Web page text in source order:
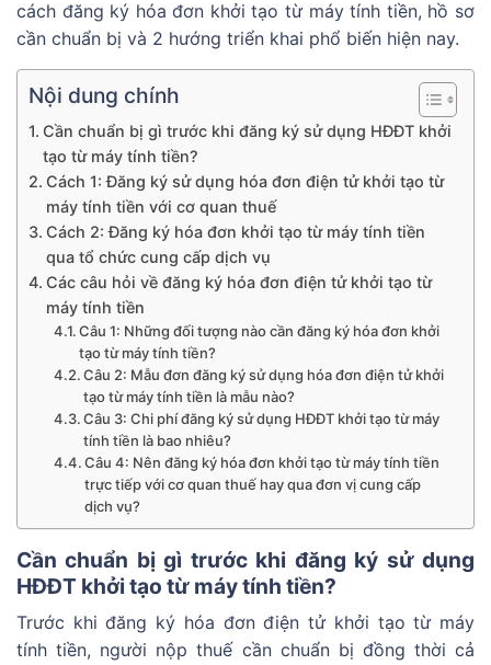
cách đăng ký hóa đơn khởi tạo từ máy tính tiền, hồ sơ
cần chuẩn bị và 2 hướng triển khai phổ biến hiện nay.
Nội dung chính
Cần chuẩn bị gì trước khi đăng ký sử dụng HĐĐT khởi
tạo từ máy tính tiền?
Cách 1: Đăng ký sử dụng hóa đơn điện tử khởi tạo từ
máy tính tiền với cơ quan thuế
Cách 2: Đăng ký hóa đơn khởi tạo từ máy tính tiền
qua tổ chức cung cấp dịch vụ
Các câu hỏi về đăng ký hóa đơn điện tử khởi tạo từ
máy tính tiền
Câu 1: Những đối tượng nào cần đăng ký hóa đơn khởi
tạo từ máy tính tiền?
Câu 2: Mẫu đơn đăng ký sử dụng hóa đơn điện tử khởi
tạo từ máy tính tiền là mẫu nào?
Câu 3: Chi phí đăng ký sử dụng HĐĐT khởi tạo từ máy
tính tiền là bao nhiêu?
Câu 4: Nên đăng ký hóa đơn khởi tạo từ máy tính tiền
trực tiếp với cơ quan thuế hay qua đơn vị cung cấp
dịch vụ?
Cần chuẩn bị gì trước khi đăng ký sử dụng
HĐĐT khởi tạo từ máy tính tiền?
Trước khi đăng ký hóa đơn điện tử khởi tạo từ máy
tính tiền, người nộp thuế cần chuẩn bị đồng thời cả